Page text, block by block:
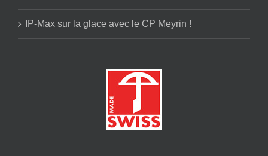
IP-Max sur la glace avec le CP Meyrin !